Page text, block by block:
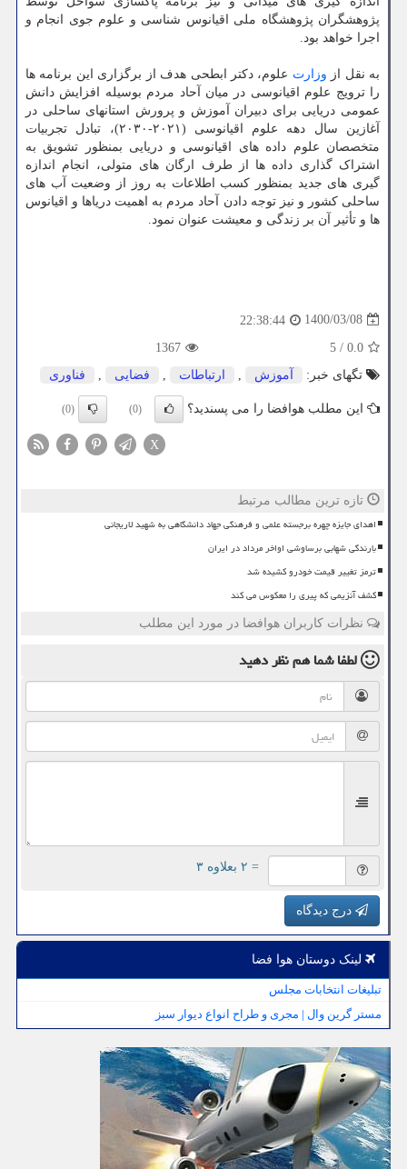
پژوهشگران پژوهشگاه ملی ‏اقیانوس شناسی و علوم جوی انجام و
اجرا خواهد بود.‏
به نقل از وزارت علوم، دکتر ابطحی هدف از برگزاری این برنامه ها
را ترویج علوم اقیانوسی در میان آحاد مردم بوسیله افزایش دانش
عمومی دریایی برای دبیران آموزش و پرورش استانهای ساحلی در
آغازین سال دهه علوم اقیانوسی (۲۰۲۱-۲۰۳۰)، تبادل تجربیات
‏متخصصان علوم داده های اقیانوسی و دریایی بمنظور تشویق به
اشتراک گذاری داده ها از طرف ارگان های متولی، انجام اندازه
گیری های جدید بمنظور کسب اطلاعات به روز از وضعیت آب های
ساحلی کشور و نیز توجه دادن آحاد مردم ‏به اهمیت دریاها و اقیانوس
ها و تأثیر آن بر زندگی و معیشت عنوان نمود.‏
1400/03/08
22:38:44
0.0
/
5
1367
تگهای خبر:
آموزش , ارتباطات , فضایی , فناوری
این مطلب هوافضا را می پسندید؟ (0)
(0)
X
تازه ترین مطالب مرتبط
اهدای جایزه چهره برجسته علمی و فرهنگی جهاد دانشگاهی به شهید لاریجانی
بارندگی شهابی برساوشی اواخر مرداد در ایران
ترمز تغییر قیمت خودرو کشیده شد
کشف آنزیمی که پیری را معکوس می کند
نظرات کاربران هوافضا در مورد این مطلب
لطفا شما همنظر دهید
= ۲ بعلاوه ۳
درج دیدگاه
لینک دوستان هوا فضا
تبلیغات انتخابات مجلس
مستر گرین وال | مجری و طراح انواع دیوار سبز